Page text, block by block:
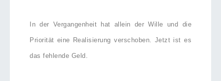
In der Vergangenheit hat allein der Wille und die
Priorität eine Realisierung verschoben. Jetzt ist es
das fehlende Geld.